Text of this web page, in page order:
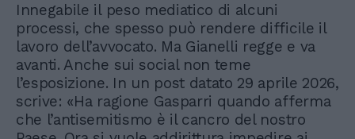
Innegabile il peso mediatico di alcuni
processi, che spesso può rendere difficile il
lavoro dell’avvocato. Ma Gianelli regge e va
avanti. Anche sui social non teme
l’esposizione. In un post datato 29 aprile 2026,
scrive: «Ha ragione Gasparri quando afferma
che l’antisemitismo è il cancro del nostro